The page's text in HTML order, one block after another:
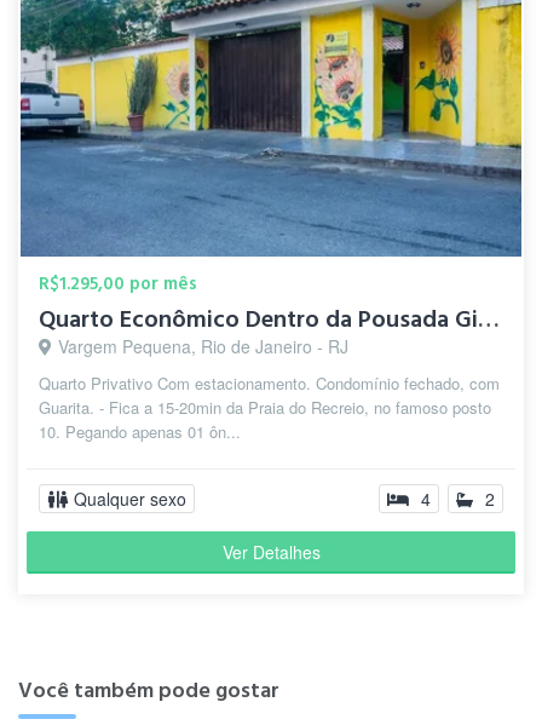
R$1.295,00 por mês
Quarto Econômico Dentro da Pousada Girassol 🌻
Vargem Pequena, Rio de Janeiro - RJ
Quarto Privativo Com estacionamento. Condomínio fechado, com
Guarita. - Fica a 15-20min da Praia do Recreio, no famoso posto
10. Pegando apenas 01 ôn...
Qualquer sexo 4 2
Ver Detalhes
Você também pode gostar